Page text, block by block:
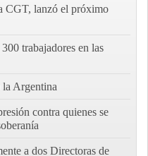
CGT, lanzó el próximo
trabajadores en las
la Argentina
contra quienes se
a dos Directoras de